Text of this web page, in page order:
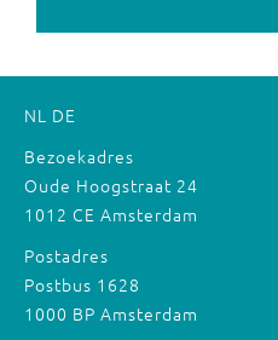
NL DE
Bezoekadres
Oude Hoogstraat 24
1012 CE Amsterdam
Postadres
Postbus 1628
1000 BP Amsterdam